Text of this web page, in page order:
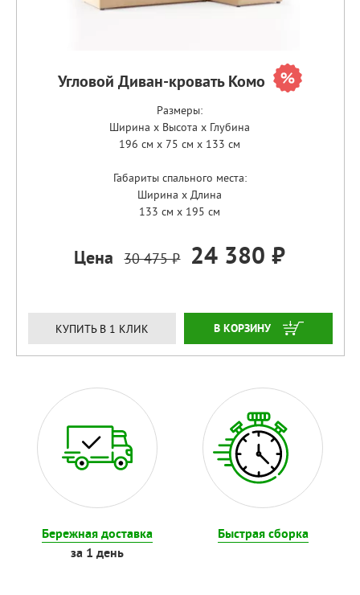
Угловой Диван-кровать Комо
Размеры:
Ширина x Высота x Глубина
196 см x 75 см x 133 см
Габариты спального места:
Ширина x Длина
133 см x 195 см
Цена 30 475 ₽ 24 380 ₽
КУПИТЬ В 1 КЛИК ЗАКАЗАТЬ
Бережная доставка
за 1 день
Быстрая сборка